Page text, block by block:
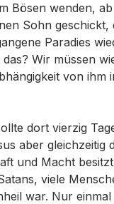
Bösen wenden,
Sohn geschickt,
Paradies
Wir müssen
von ihm
dort vierzig
aber gleichzeitig
und Macht
viele
war. Nur einmal